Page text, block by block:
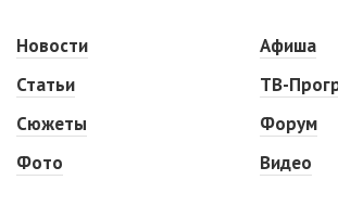
Новости
Статьи
Сюжеты
Фото
Афиша
ТВ-
Форум
Видео